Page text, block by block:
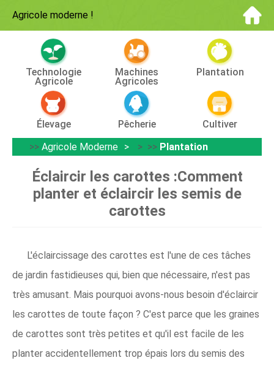
Agricole moderne !
Technologie
Agricole
Machines
Agricoles
Plantation
Élevage Pêcherie
Cultiver
>> Agricole Moderne > >> Plantation
Éclaircir les carottes :Comment
planter et éclaircir les semis de
carottes
L'éclaircissage des carottes est l'une de ces tâches
de jardin fastidieuses qui, bien que nécessaire, n'est pas
très amusant. Mais pourquoi avons-nous besoin d'éclaircir
les carottes de toute façon ? C'est parce que les graines
de carottes sont très petites et qu'il est facile de les
planter accidentellement trop épais lors du semis des